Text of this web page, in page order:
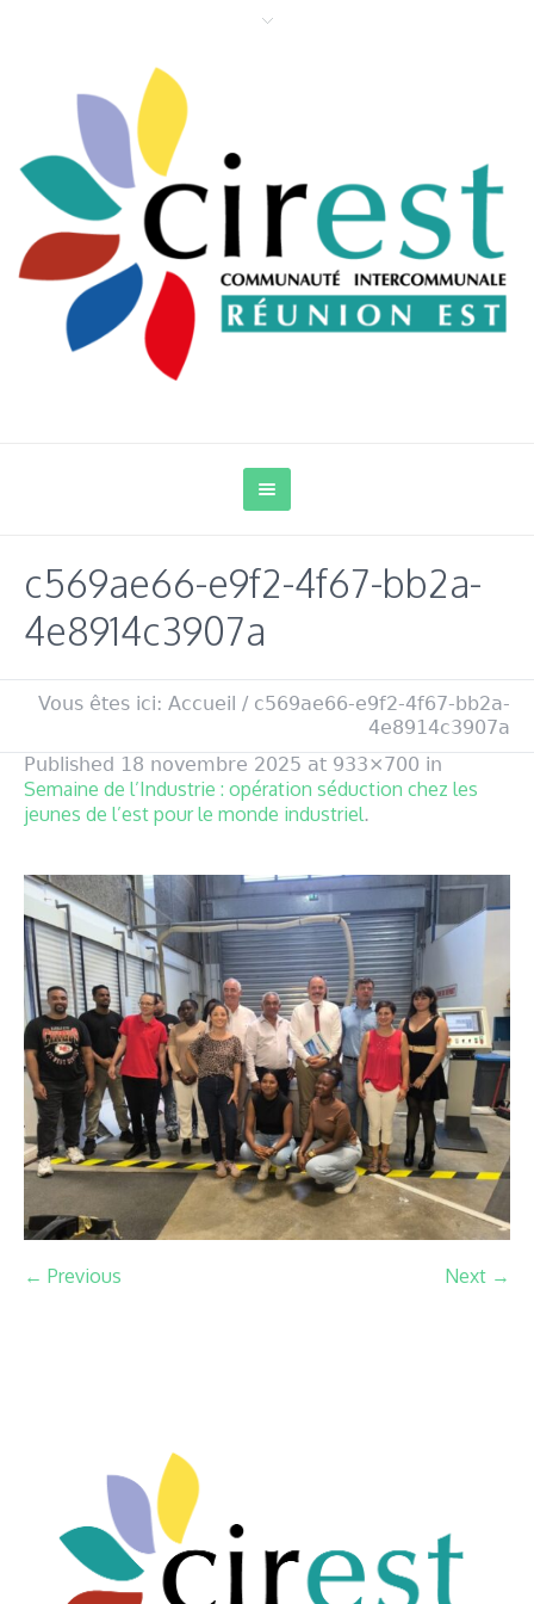
c569ae66-e9f2-4f67-bb2a-
4e8914c3907a
Vous êtes ici: Accueil / c569ae66-e9f2-4f67-bb2a-
4e8914c3907a
Published 18 novembre 2025 at 933×700 in
Semaine de l’Industrie : opération séduction chez les
jeunes de l’est pour le monde industriel.
← Previous Next →